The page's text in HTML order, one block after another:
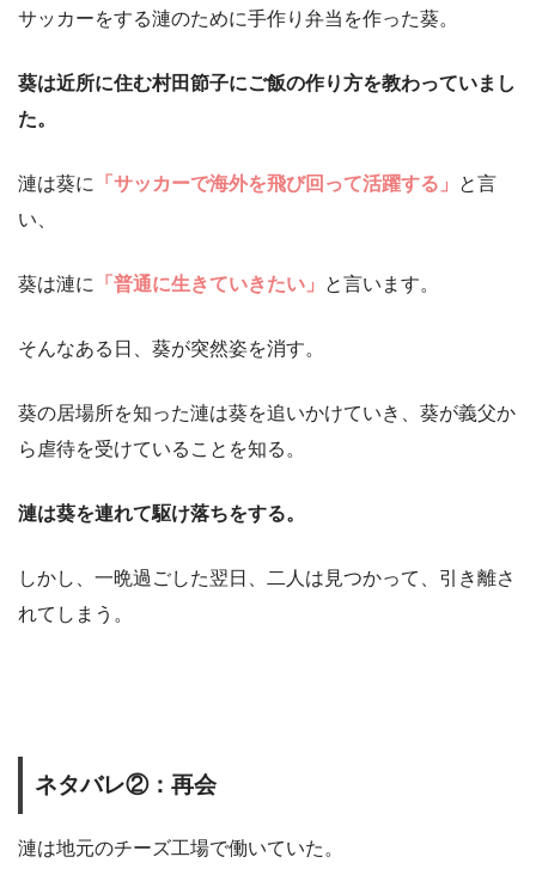
サッカーをする漣のために手作り弁当を作った葵。
葵は近所に住む村田節子にご飯の作り方を教わっていまし
た。
漣は葵に 「サッカーで海外を飛び回って活躍する」
と言
い、
葵は漣に 「普通に生きていきたい」 と言います。
そんなある日、葵が突然姿を消す。
葵の居場所を知った漣は葵を追いかけていき、葵が義父か
ら虐待を受けていることを知る。
漣は葵を連れて駆け落ちをする。
しかし、一晩過ごした翌日、二人は見つかって、引き離さ
れてしまう。
ネタバレ②：再会
漣は地元のチーズ工場で働いていた。